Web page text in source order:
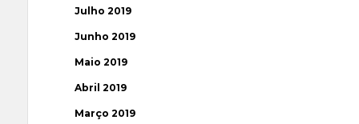
Julho 2019
Junho 2019
Maio 2019
Abril 2019
Março 2019